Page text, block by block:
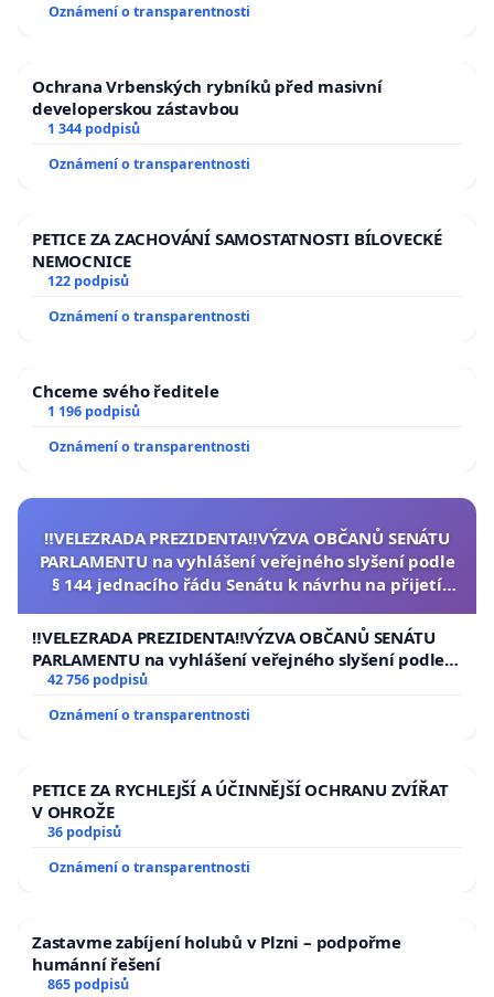
Oznámení o transparentnosti
Ochrana Vrbenských rybníků před masivní
developerskou zástavbou
1 344 podpisů
Oznámení o transparentnosti
PETICE ZA ZACHOVÁNÍ SAMOSTATNOSTI BÍLOVECKÉ
NEMOCNICE
122 podpisů
Oznámení o transparentnosti
Chceme svého ředitele
1 196 podpisů
Oznámení o transparentnosti
‼️VELEZRADA PREZIDENTA‼️VÝZVA OBČANŮ SENÁTU
PARLAMENTU na vyhlášení veřejného slyšení podle
§ 144 jednacího řádu Senátu k návrhu na přijetí
republiky
‼️VELEZRADA PREZIDENTA‼️VÝZVA OBČANŮ SENÁTU
PARLAMENTU na vyhlášení veřejného slyšení podle §
144 jednacího řádu Senátu k návrhu na přijetí
republiky
42 756 podpisů
Oznámení o transparentnosti
PETICE ZA RYCHLEJŠÍ A ÚČINNĚJŠÍ OCHRANU ZVÍŘAT
V OHROŽE
36 podpisů
Oznámení o transparentnosti
Zastavme zabíjení holubů v Plzni – podpořme
humánní řešení
865 podpisů